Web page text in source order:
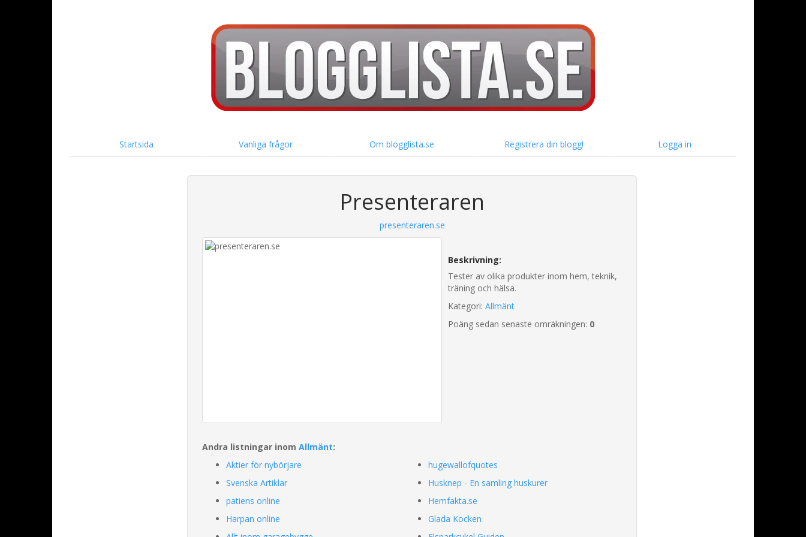
Startsida Vanliga frågor Om blogglista.se Registrera din blogg! Logga in
Presenteraren
presenteraren.se
Beskrivning:
Tester av olika produkter inom hem, teknik,
träning och hälsa.
Kategori: Allmänt
Poäng sedan senaste omräkningen: 0
Andra listningar inom Allmänt:
Aktier för nybörjare
Svenska Artiklar
patiens online
Harpan online
hugewallofquotes
Husknep - En samling huskurer
Hemfakta.se
Glada Kocken